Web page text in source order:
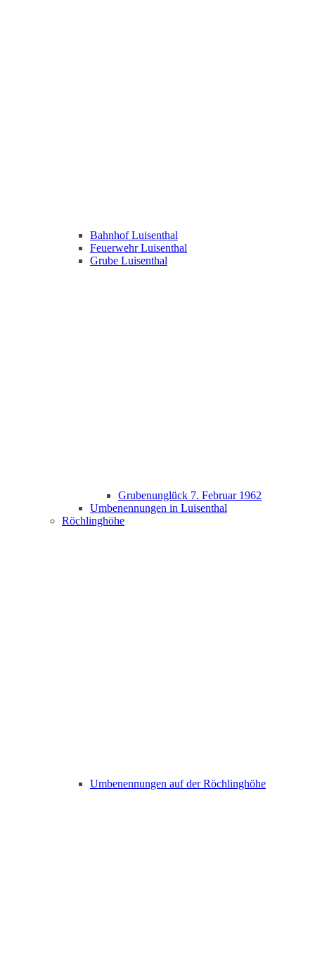
Bahnhof Luisenthal
Feuerwehr Luisenthal
Grube Luisenthal
Grubenunglück 7. Februar 1962
Umbenennungen in Luisenthal
Röchlinghöhe
Umbenennungen auf der Röchlinghöhe